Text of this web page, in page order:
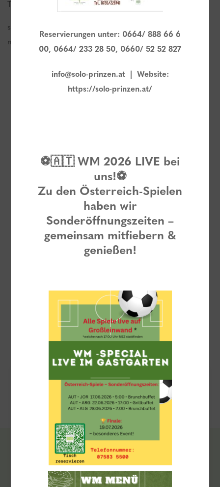
+43 7587 6119 oder Mobil: +43 699 1164 2518
siehe auch
mail:
NEWSLETTER
Keine Events mehr
verpassen!
„*“ zeigt erforderliche Felder an
Reservierungen unter: 0664/ 888 66 6
00, 0664/ 233 28 50, 0660/ 52 52 827
info@solo-prinzen.at | Website:
https://solo-prinzen.at/
⚽🇦🇹 WM 2026 LIVE bei
uns!⚽
Zu den Österreich-Spielen
haben wir
Sonderöffnungszeiten –
gemeinsam mitfiebern &
genießen!